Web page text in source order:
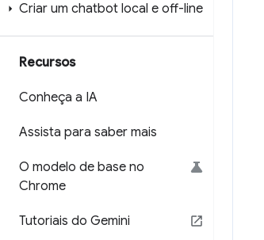
Criar um chatbot local e off-line
Recursos
Conheça a IA
Assista para saber mais
O modelo de base no
Chrome
Tutoriais do Gemini